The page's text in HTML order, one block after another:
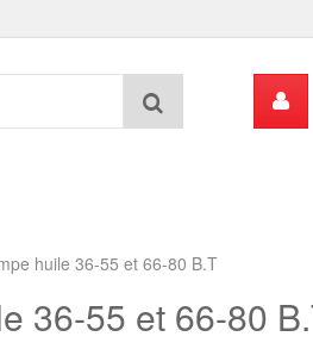
huile 36-55 et 66-80 B.T
36-55 et 66-80